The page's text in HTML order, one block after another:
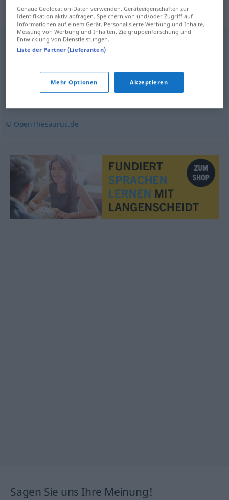
Synonyme für "Reproduktion"
Druck,Abdruck
Fortpflanzung
© OpenThesaurus.de
Sagen Sie uns Ihre Meinung!
Genaue Geolocation-Daten verwenden. Geräteeigenschaften zur
Identifikation aktiv abfragen. Speichern von und/oder Zugriff auf
Informationen auf einem Gerät. Personalisierte Werbung und Inhalte,
Messung von Werbung und Inhalten, Zielgruppenforschung und
Entwicklung von Dienstleistungen.
Liste der Partner (Lieferanten)
Mehr Optionen Akzeptieren